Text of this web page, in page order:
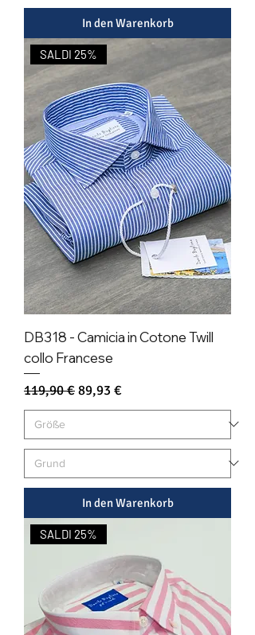
In den Warenkorb
SALDI 25%
DB318 - Camicia in Cotone Twill
collo Francese
Standardpreis
119,90 €Sale-Preis
89,93 €
In den Warenkorb
SALDI 25%